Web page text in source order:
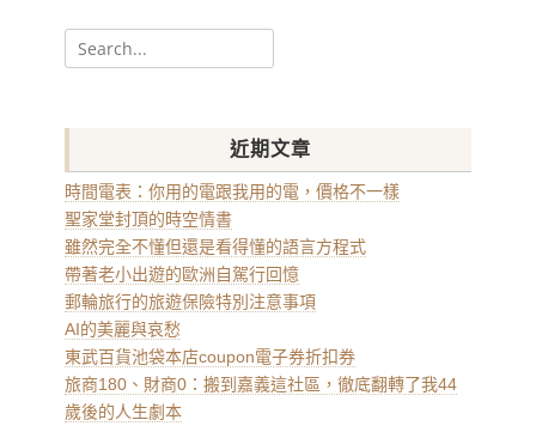
Search
for:
近期文章
時間電表：你用的電跟我用的電，價格不一樣
聖家堂封頂的時空情書
雖然完全不懂但還是看得懂的語言方程式
帶著老小出遊的歐洲自駕行回憶
郵輪旅行的旅遊保險特別注意事項
AI的美麗與哀愁
東武百貨池袋本店coupon電子券折扣券
旅商180、財商0：搬到嘉義這社區，徹底翻轉了我44
歲後的人生劇本